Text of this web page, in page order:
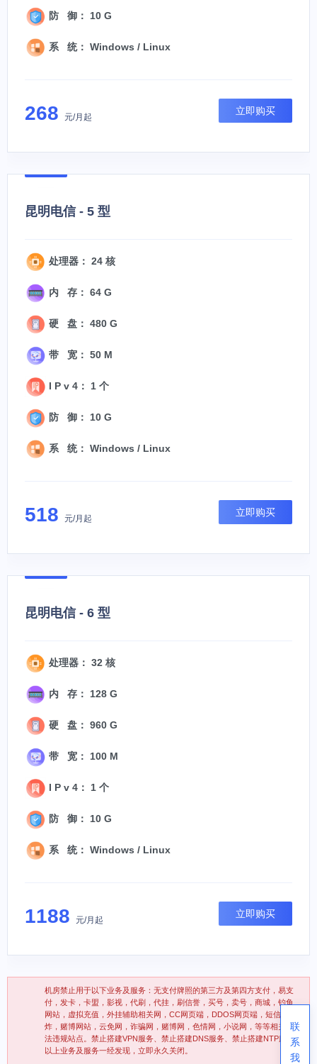
防 御： 10 G
系 统： Windows / Linux
268 元/月起
立即购买
昆明电信 - 5 型
处理器： 24 核
内 存： 64 G
硬 盘： 480 G
带 宽： 50 M
I P v 4： 1 个
防 御： 10 G
系 统： Windows / Linux
518 元/月起
立即购买
昆明电信 - 6 型
处理器： 32 核
内 存： 128 G
硬 盘： 960 G
带 宽： 100 M
I P v 4： 1 个
防 御： 10 G
系 统： Windows / Linux
1188 元/月起
立即购买
机房禁止用于以下业务及服务：无支付牌照的第三方及第四方支付，易支
付，发卡，卡盟，影视，代刷，代挂，刷信誉，买号，卖号，商城，钓鱼
网站，虚拟充值，外挂辅助相关网，CC网页端，DDOS网页端，短信轰
炸，赌博网站，云免网，诈骗网，赌博网，色情网，小说网，等等相关违
法违规站点。禁止搭建VPN服务、禁止搭建DNS服务、禁止搭建NTP服务
以上业务及服务一经发现，立即永久关闭。
联
系
我